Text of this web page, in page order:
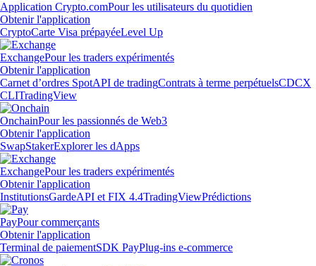
Application Crypto.comPour les utilisateurs du quotidien
Obtenir l'application
CryptoCarte Visa prépayéeLevel Up
ExchangePour les traders expérimentés
Obtenir l'application
Carnet d’ordres SpotAPI de tradingContrats à terme perpétuelsCDCX
CLITradingView
OnchainPour les passionnés de Web3
Obtenir l'application
SwapStakerExplorer les dApps
ExchangePour les traders expérimentés
Obtenir l'application
InstitutionsGardeAPI et FIX 4.4TradingViewPrédictions
PayPour commerçants
Obtenir l'application
Terminal de paiementSDK PayPlug-ins e-commerce